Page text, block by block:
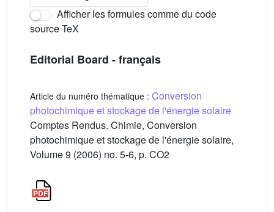
Afficher les formules comme du code
source TeX
Editorial Board - français
Article du numéro thématique : Conversion
photochimique et stockage de l'énergie solaire
Comptes Rendus. Chimie, Conversion
photochimique et stockage de l'énergie solaire,
Volume 9 (2006) no. 5-6, p. CO2